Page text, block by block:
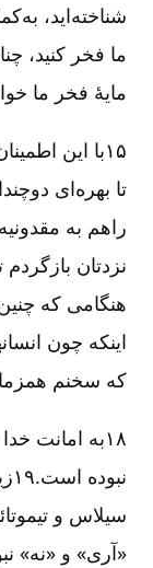
شناخته‌اید،
ما فخر کنید،
مایۀ فخر ما
۱۵با این
راهم به
هنگامی که
اینکه چون
که سخنم
۱۸به امانت
سیلاس و
«آری» و «نه»